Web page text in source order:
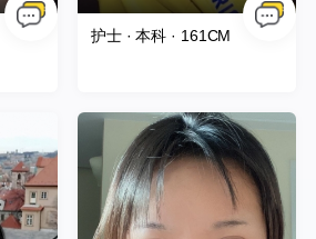
护士 · 本科 · 161CM